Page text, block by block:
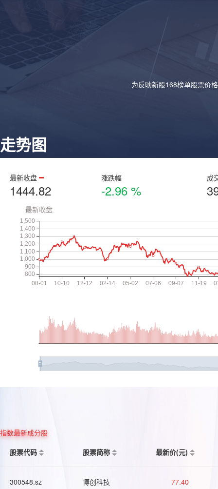
为反映新股168榜单股票价
走势图
最新收盘
1444.82
涨跌幅
-2.96 %
成
指数最新成分股
股票代码
股票简称 最新价(元)
300548.sz 博创科技 77.40